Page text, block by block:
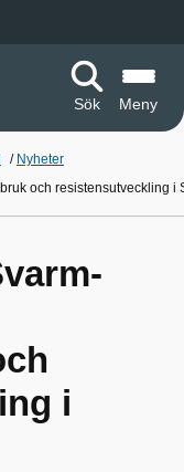
Sök
Meny
/ Nyheter
och resistensutveckling i
i